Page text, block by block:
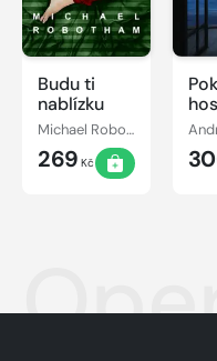
Budu ti
nablízku
Michael Robotham
269 Kč